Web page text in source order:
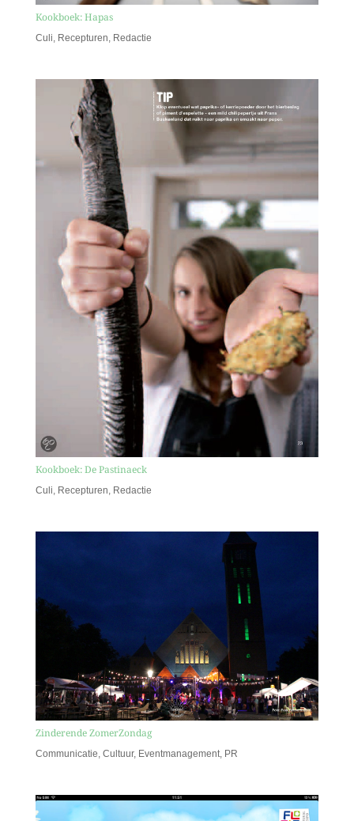
Kookboek: Hapas
Culi, Recepturen, Redactie
Kookboek: De Pastinaeck
Culi, Recepturen, Redactie
Zinderende ZomerZondag
Communicatie, Cultuur, Eventmanagement, PR